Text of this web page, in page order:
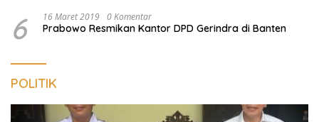
6 16 Maret 2019 0 Komentar
Prabowo Resmikan Kantor DPD Gerindra di Banten
POLITIK